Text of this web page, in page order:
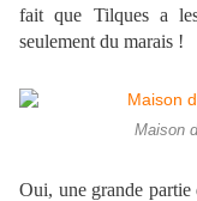
fait que Tilques a
seulement du marais !
Maison
Oui, une grande